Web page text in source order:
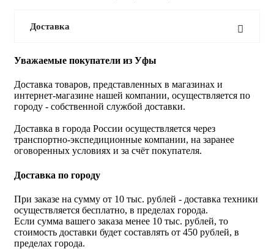
Доставка
Уважаемые покупатели из Уфы
Доставка товаров, представленных в магазинах и
интернет-магазине нашей компании, осуществляется по
городу - собственной службой доставки.
Доставка в города России осуществляется через
транспортно-экспедиционные компании, на заранее
оговоренных условиях и за счёт покупателя.
Доставка по городу
При заказе на сумму от 10 тыс. рублей - доставка техники
осуществляется бесплатно, в пределах города.
Если сумма вашего заказа менее 10 тыс. рублей, то
стоимость доставки будет составлять от 450 рублей, в
пределах города.